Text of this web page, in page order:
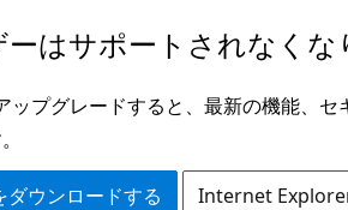
はサポートされなくな
プグレードすると、最新の機能、
ウンロードする Internet